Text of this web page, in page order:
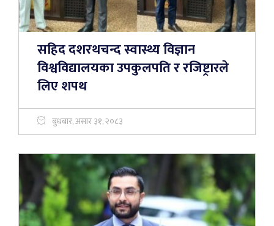
सहिद दशरथचन्द स्वास्थ्य विज्ञान
विश्वविद्यालयका उपकुलपति र रजिष्ट्रारले
लिए शपथ
बुधबार, असार ३१, २०८३